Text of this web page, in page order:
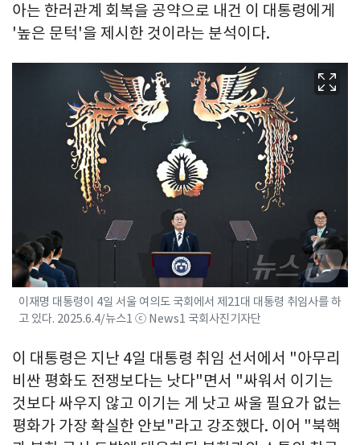
아는 한러관계 회복을 공약으로 내건 이 대통령에게
'높은 문턱'을 제시한 것이라는 분석이다.
이재명 대통령이 4일 서울 여의도 국회에서 제21대 대통령 취임사를 하
고 있다. 2025.6.4/뉴스1 ⓒ News1 국회사진기자단
이 대통령은 지난 4일 대통령 취임 선서에서 "아무리
비싼 평화도 전쟁보다는 낫다"면서 "싸워서 이기는
것보다 싸우지 않고 이기는 게 낫고 싸울 필요가 없는
평화가 가장 확실한 안보"라고 강조했다. 이어 "북핵